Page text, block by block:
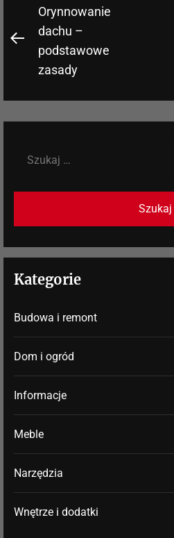
Nawigacja
wpisu
Previous
Orynnowanie
dachu –
podstawowe
zasady
Kategorie
Budowa i remont
Dom i ogród
Informacje
Meble
Narzędzia
Wnętrze i dodatki